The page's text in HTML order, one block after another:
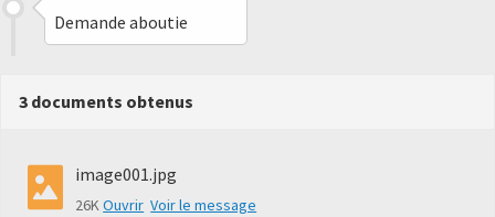
Demande aboutie
3 documents obtenus
image001.jpg
26KOuvrir Voir le message